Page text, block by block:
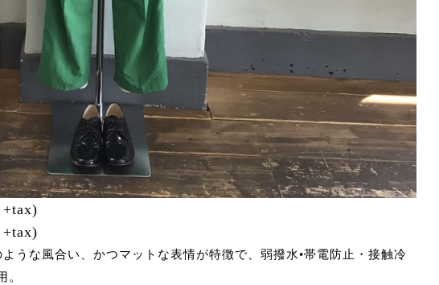
+tax)
うな風合い、かつマットな表情が特徴で、弱撥水•帯電防止・接触冷
。